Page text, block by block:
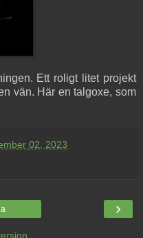
Ett roligt litet projekt
vän. Här en talgoxe, som
02, 2023
›